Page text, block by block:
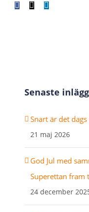
Facebook
Senaste inlägg
Snart är det
21 maj 2026
God Jul med
Superettan fram
24 december